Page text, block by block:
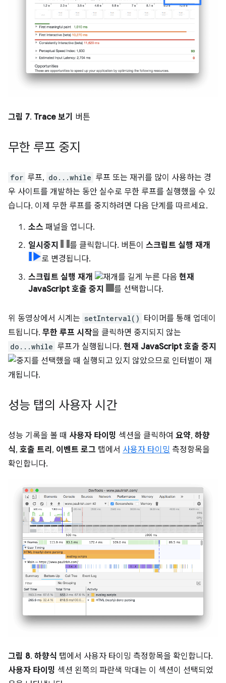
그림 7. Trace 보기 버튼
무한 루프 중지
for 루프, do...while 루프 또는 재귀를 많이 사용하는 경
우 사이트를 개발하는 동안 실수로 무한 루프를 실행했을 수 있
습니다. 이제 무한 루프를 중지하려면 다음 단계를 따르세요.
소스 패널을 엽니다.
일시중지
를 클릭합니다. 버튼이 스크립트 실행 재개
로 변경됩니다.
스크립트 실행 재개
를 길게 누른 다음 현재
JavaScript 호출 중지
를 선택합니다.
위 동영상에서 시계는 setInterval() 타이머를 통해 업데이
트됩니다. 무한 루프 시작을 클릭하면 중지되지 않는
do...while 루프가 실행됩니다. 현재 JavaScript 호출 중지
를 선택했을 때 실행되고 있지 않았으므로 인터벌이 재
개됩니다.
성능 탭의 사용자 시간
성능 기록을 볼 때 사용자 타이밍 섹션을 클릭하여 요약, 하향
식, 호출 트리 , 이벤트 로그 탭에서 사용자 타이밍 측정항목을
확인합니다.
그림 8. 하향식 탭에서 사용자 타이밍 측정항목을 확인합니다.
사용자 타이밍 섹션 왼쪽의 파란색 막대는 이 섹션이 선택되었